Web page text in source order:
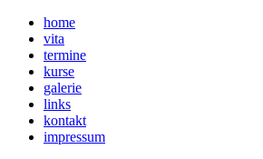
home
vita
termine
kurse
galerie
links
kontakt
impressum